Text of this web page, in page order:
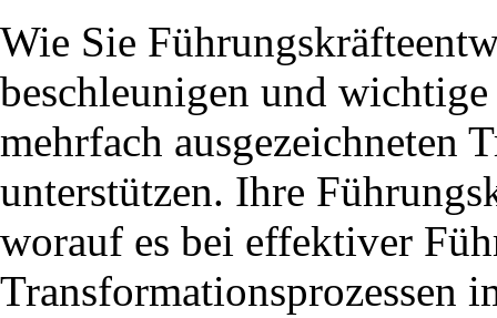
Wie Sie
beschleunigen und
mehrfach ausgezeichneten
unterstützen. Ihre
worauf es bei effektiver
Transformationsprozessen